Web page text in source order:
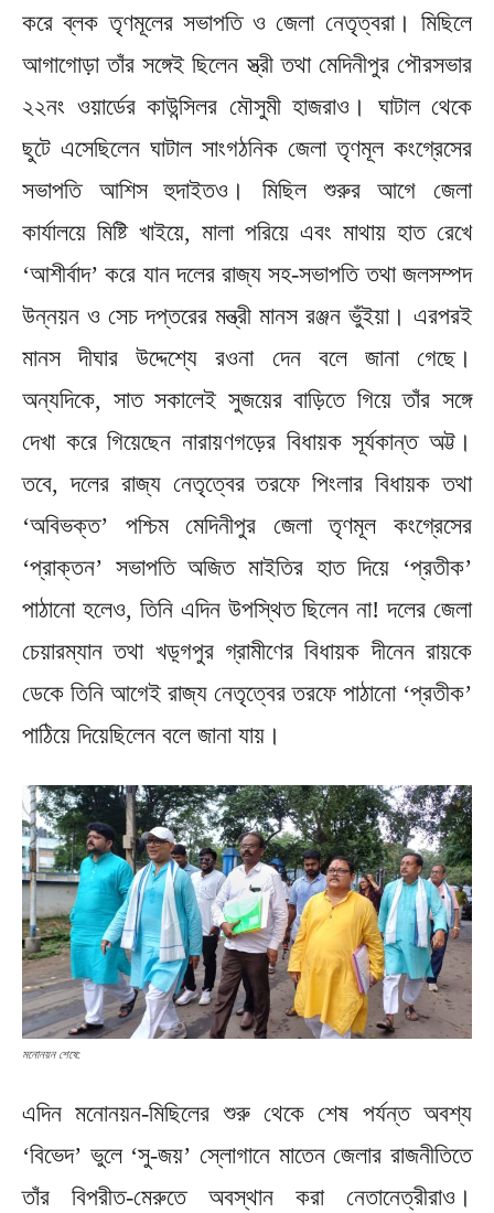
করে ব্লক তৃণমূলের সভাপতি ও জেলা নেতৃত্বরা। মিছিলে
আগাগোড়া তাঁর সঙ্গেই ছিলেন স্ত্রী তথা মেদিনীপুর পৌরসভার
২২নং ওয়ার্ডের কাউন্সিলর মৌসুমী হাজরাও। ঘাটাল থেকে
ছুটে এসেছিলেন ঘাটাল সাংগঠনিক জেলা তৃণমূল কংগ্রেসের
সভাপতি আশিস হুদাইতও। মিছিল শুরুর আগে জেলা
কার্যালয়ে মিষ্টি খাইয়ে, মালা পরিয়ে এবং মাথায় হাত রেখে
‘আশীর্বাদ’ করে যান দলের রাজ্য সহ-সভাপতি তথা জলসম্পদ
উন্নয়ন ও সেচ দপ্তরের মন্ত্রী মানস রঞ্জন ভুঁইয়া। এরপরই
মানস দীঘার উদ্দেশ্যে রওনা দেন বলে জানা গেছে।
অন্যদিকে, সাত সকালেই সুজয়ের বাড়িতে গিয়ে তাঁর সঙ্গে
দেখা করে গিয়েছেন নারায়ণগড়ের বিধায়ক সূর্যকান্ত অট্ট।
তবে, দলের রাজ্য নেতৃত্বের তরফে পিংলার বিধায়ক তথা
‘অবিভক্ত’ পশ্চিম মেদিনীপুর জেলা তৃণমূল কংগ্রেসের
‘প্রাক্তন’ সভাপতি অজিত মাইতির হাত দিয়ে ‘প্রতীক’
পাঠানো হলেও, তিনি এদিন উপস্থিত ছিলেন না! দলের জেলা
চেয়ারম্যান তথা খড়্গপুর গ্রামীণের বিধায়ক দীনেন রায়কে
ডেকে তিনি আগেই রাজ্য নেতৃত্বের তরফে পাঠানো ‘প্রতীক’
পাঠিয়ে দিয়েছিলেন বলে জানা যায়।
মনোনয়ন শেষে:
এদিন মনোনয়ন-মিছিলের শুরু থেকে শেষ পর্যন্ত অবশ্য
‘বিভেদ’ ভুলে ‘সু-জয়’ স্লোগানে মাতেন জেলার রাজনীতিতে
তাঁর বিপরীত-মেরুতে অবস্থান করা নেতানেত্রীরাও।